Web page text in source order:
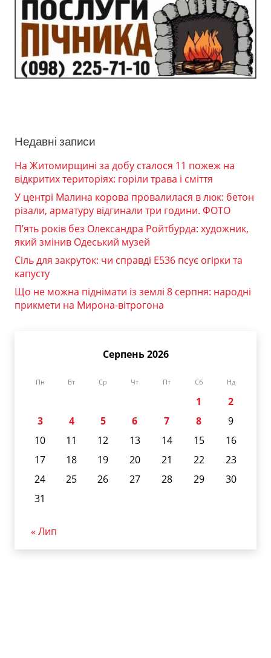
Недавні записи
На Житомирщині за добу сталося 11 пожеж на
відкритих територіях: горіли трава і сміття
У центрі Малина корова провалилася в люк: бетон
різали, арматуру відгинали три години. ФОТО
П’ять років без Олександра Ройтбурда: художник,
який змінив Одеський музей
Сіль для закруток: чи справді Е536 псує огірки та
капусту
Що не можна піднімати із землі 8 серпня: народні
прикмети на Мирона-вітрогона
Серпень 2026
Пн Вт Ср Чт Пт Сб Нд
1
2
3
4 5 6 7 8
9
10
11 12 13 14 15
16
17
18 19 20 21 22
23
24
25 26 27 28 29
30
31
« Лип